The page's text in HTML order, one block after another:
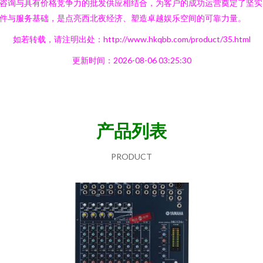
询与具有价格竞争力的批发供应相结合，为客户的成功运营奠定了坚
与服务基础，是点亮西北夜经济、塑造卓越娱乐空间的可靠力量。
如若转载，请注明出处：http://www.hkqbb.com/product/35.html
更新时间：2026-08-06 03:25:30
产品列表
PRODUCT